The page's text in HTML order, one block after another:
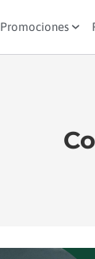
Promociones